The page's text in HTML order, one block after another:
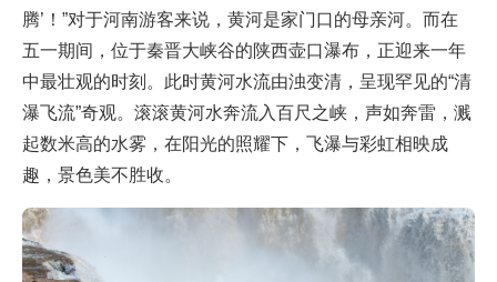
腾’！”对于河南游客来说，黄河是家门口的母亲河。而在
五一期间，位于秦晋大峡谷的陕西壶口瀑布，正迎来一年
中最壮观的时刻。此时黄河水流由浊变清，呈现罕见的“清
瀑飞流”奇观。滚滚黄河水奔流入百尺之峡，声如奔雷，溅
起数米高的水雾，在阳光的照耀下，飞瀑与彩虹相映成
趣，景色美不胜收。